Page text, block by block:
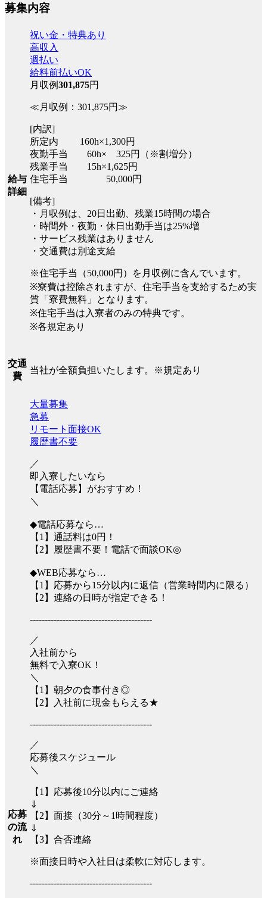
募集内容
給与
詳細
祝い金・特典あり
高収入
週払い
給料前払いOK
月収例301,875円
≪月収例：301,875円≫
[内訳]
所定内 160h×1,300円
夜勤手当 60h× 325円（※割増分）
残業手当 15h×1,625円
住宅手当 50,000円
[備考]
・月収例は、20日出勤、残業15時間の場合
・時間外・夜勤・休日出勤手当は25%増
・サービス残業はありません
・交通費は別途支給
※住宅手当（50,000円）を月収例に含んでいます。
※寮費は控除されますが、住宅手当を支給するため実
質「寮費無料」となります。
※住宅手当は入寮者のみの特典です。
※各規定あり
交通
費
当社が全額負担いたします。※規定あり
応募
の流
れ
大量募集
急募
リモート面接OK
履歴書不要
／
即入寮したいなら
【電話応募】がおすすめ！
＼
◆電話応募なら…
【1】通話料は0円！
【2】履歴書不要！電話で面談OK◎
◆WEB応募なら…
【1】応募から15分以内に返信（営業時間内に限る）
【2】連絡の日時が指定できる！
-----------------------------------------
／
入社前から
無料で入寮OK！
＼
【1】朝夕の食事付き◎
【2】入社前に現金もらえる★
-----------------------------------------
／
応募後スケジュール
＼
【1】応募後10分以内にご連絡
⇓
【2】面接（30分～1時間程度）
⇓
【3】合否連絡
※面接日時や入社日は柔軟に対応します。
-----------------------------------------